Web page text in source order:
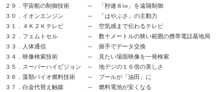
２９．宇宙船の制御技術 ～ 「秒速８㎞」を遠隔制御
３０．イオンエンジン ～ 「はやぶさ」の主動力
３１．４Ｋ２Ｋテレビ ～ 空気感まで伝わるテレビ
３２．フェムトセル ～ 数十メートルの狭い範囲の携帯電話基地局
３３．人体通信 ～ 握手でデータ交換
３４．映像検索技術 ～ 見たい場面映像を一発検索
３５．スーパーハイビジョン ～ 地デジの１６倍の美しさ
３６．藻類バイオ燃料技術 ～ プールが「油田」に
３７．白金代替え触媒 ～ 燃料電池が安くなる